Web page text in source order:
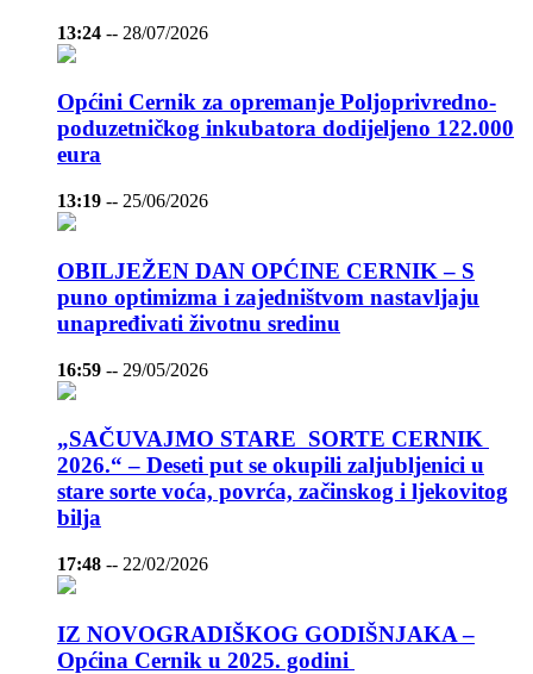
13:24 -- 28/07/2026
Općini Cernik za opremanje Poljoprivredno-
poduzetničkog inkubatora dodijeljeno 122.000
eura
13:19 -- 25/06/2026
OBILJEŽEN DAN OPĆINE CERNIK – S
puno optimizma i zajedništvom nastavljaju
unapređivati životnu sredinu
16:59 -- 29/05/2026
„SAČUVAJMO STARE SORTE CERNIK
2026.“ – Deseti put se okupili zaljubljenici u
stare sorte voća, povrća, začinskog i ljekovitog
bilja
17:48 -- 22/02/2026
IZ NOVOGRADIŠKOG GODIŠNJAKA –
Općina Cernik u 2025. godini